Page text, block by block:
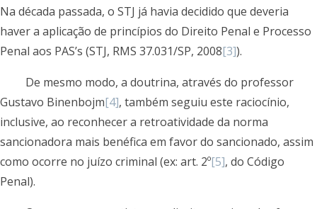
Na década passada, o STJ já havia decidido que deveria
haver a aplicação de princípios do Direito Penal e Processo
Penal aos PAS’s (STJ, RMS 37.031/SP, 2008[3]).
De mesmo modo, a doutrina, através do professor
Gustavo Binenbojm[4], também seguiu este raciocínio,
inclusive, ao reconhecer a retroatividade da norma
sancionadora mais benéfica em favor do sancionado, assim
como ocorre no juízo criminal (ex: art. 2º[5], do Código
Penal).